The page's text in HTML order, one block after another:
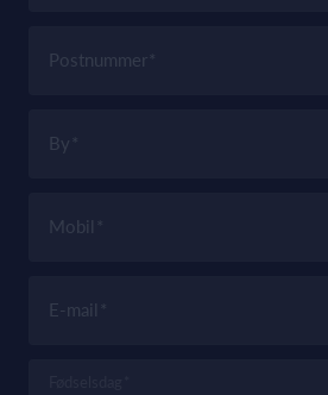
Postnummer
By
Mobil
E-mail